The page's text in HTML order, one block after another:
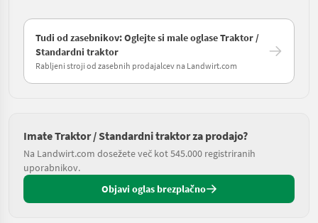
Tudi od zasebnikov: Oglejte si male oglase Traktor /
Standardni traktor
Rabljeni stroji od zasebnih prodajalcev na Landwirt.com
Imate Traktor / Standardni traktor za prodajo?
Na Landwirt.com dosežete več kot 545.000 registriranih
uporabnikov.
Objavi oglas brezplačno